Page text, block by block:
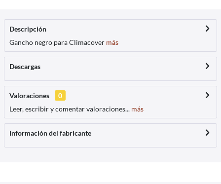
Descripción
Gancho negro para Climacover más
Descargas
Valoraciones
0
Leer, escribir y comentar valoraciones... más
Información del fabricante